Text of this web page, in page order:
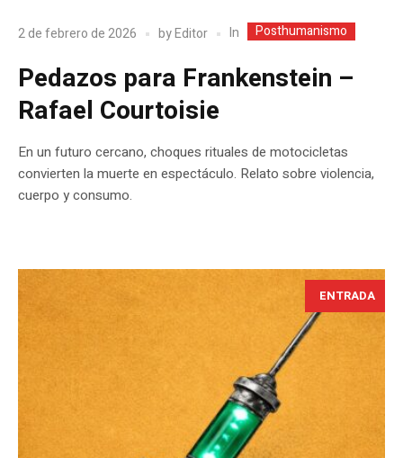
2 de febrero de 2026 byEditor In Posthumanismo
Pedazos para Frankenstein –
Rafael Courtoisie
En un futuro cercano, choques rituales de motocicletas
convierten la muerte en espectáculo. Relato sobre violencia,
cuerpo y consumo.
ENTRADA